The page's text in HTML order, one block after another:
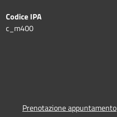
Codice IPA
c_m400
Prenotazione appuntamento